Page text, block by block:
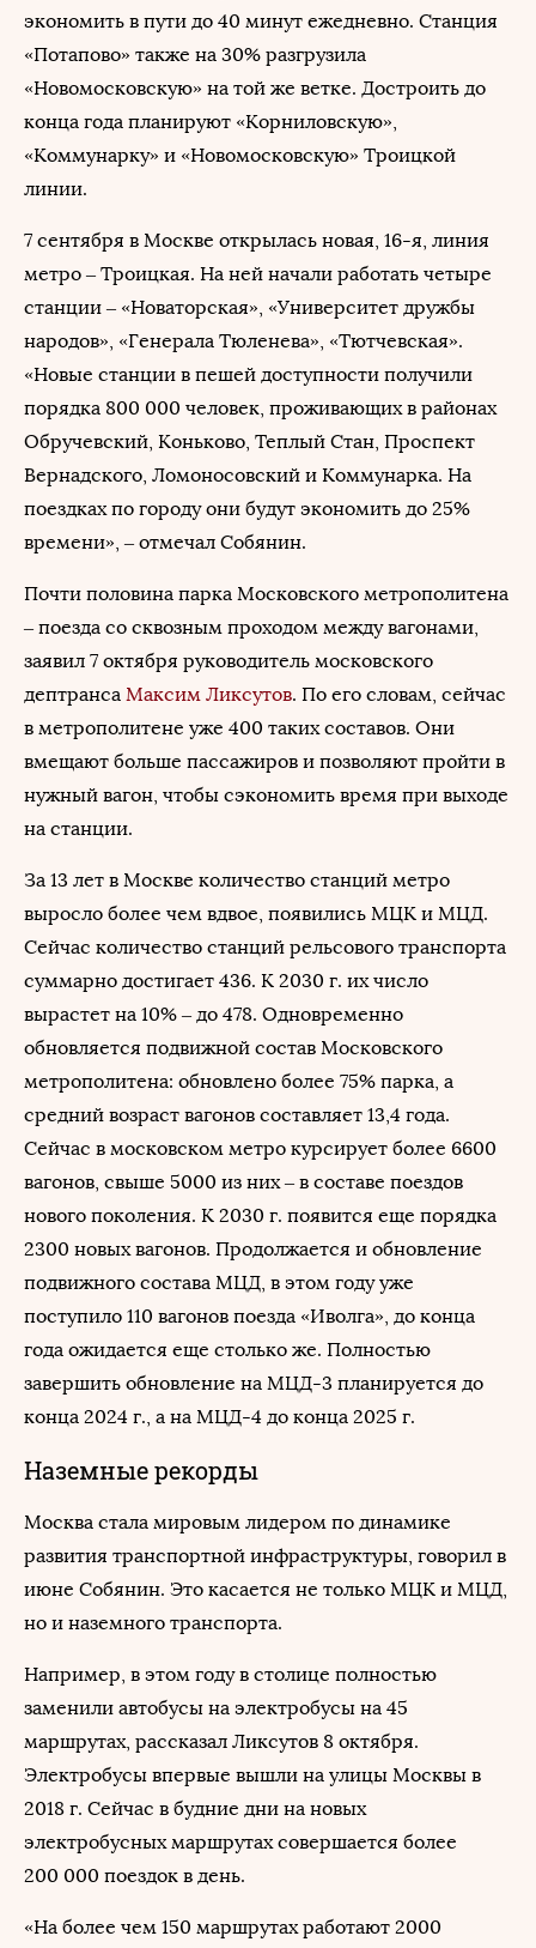
экономить в пути до 40 минут ежедневно. Станция
«Потапово» также на 30% разгрузила
«Новомосковскую» на той же ветке. Достроить до
конца года планируют «Корниловскую»,
«Коммунарку» и «Новомосковскую» Троицкой
линии.
7 сентября в Москве открылась новая, 16-я, линия
метро – Троицкая. На ней начали работать четыре
станции – «Новаторская», «Университет дружбы
народов», «Генерала Тюленева», «Тютчевская».
«Новые станции в пешей доступности получили
порядка 800 000 человек, проживающих в районах
Обручевский, Коньково, Теплый Стан, Проспект
Вернадского, Ломоносовский и Коммунарка. На
поездках по городу они будут экономить до 25%
времени», – отмечал Собянин.
Почти половина парка Московского метрополитена
– поезда со сквозным проходом между вагонами,
заявил 7 октября руководитель московского
дептранса Максим Ликсутов. По его словам, сейчас
в метрополитене уже 400 таких составов. Они
вмещают больше пассажиров и позволяют пройти в
нужный вагон, чтобы сэкономить время при выходе
на станции.
За 13 лет в Москве количество станций метро
выросло более чем вдвое, появились МЦК и МЦД.
Сейчас количество станций рельсового транспорта
суммарно достигает 436. К 2030 г. их число
вырастет на 10% – до 478. Одновременно
обновляется подвижной состав Московского
метрополитена: обновлено более 75% парка, а
средний возраст вагонов составляет 13,4 года.
Сейчас в московском метро курсирует более 6600
вагонов, свыше 5000 из них – в составе поездов
нового поколения. К 2030 г. появится еще порядка
2300 новых вагонов. Продолжается и обновление
подвижного состава МЦД, в этом году уже
поступило 110 вагонов поезда «Иволга», до конца
года ожидается еще столько же. Полностью
завершить обновление на МЦД-3 планируется до
конца 2024 г., а на МЦД-4 до конца 2025 г.
Наземные рекорды
Москва стала мировым лидером по динамике
развития транспортной инфраструктуры, говорил в
июне Собянин. Это касается не только МЦК и МЦД,
но и наземного транспорта.
Например, в этом году в столице полностью
заменили автобусы на электробусы на 45
маршрутах, рассказал Ликсутов 8 октября.
Электробусы впервые вышли на улицы Москвы в
2018 г. Сейчас в будние дни на новых
электробусных маршрутах совершается более
200 000 поездок в день.
«На более чем 150 маршрутах работают 2000